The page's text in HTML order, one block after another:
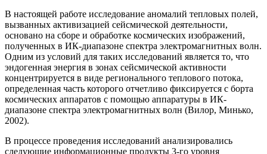
В настоящей работе исследование аномалий тепловых полей,
вызванных активизацией сейсмической деятельности,
основано на сборе и обработке космических изображений,
полученных в ИК-диапазоне спектра электромагнитных волн.
Одним из условий для таких исследований является то, что
эндогенная энергия в зонах сейсмической активности
концентрируется в виде регионального теплового потока,
определенная часть которого отчетливо фиксируется с борта
космических аппаратов с помощью аппаратуры в ИК-
диапазоне спектра электромагнитных волн (Вилор, Минько,
2002).
В процессе проведения исследований анализировались
следующие информационные продукты 3-го уровня